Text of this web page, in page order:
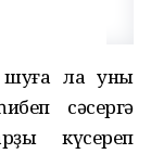
шуға ла уны
сәсергә
күсереп